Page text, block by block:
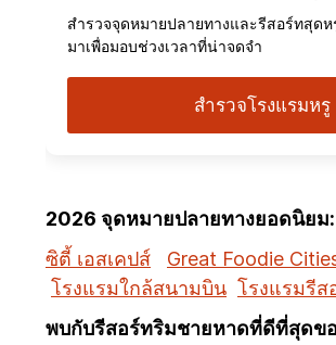
สำรวจจุดหมายปลายทางและรีสอร์ทสุด
มาเพื่อมอบช่วงเวลาที่น่าจดจำ
สำรวจโรงแรมหรู
2026 จุดหมายปลายทางยอดนิย
ซิตี้ เอสเคปส์
Great Foodie
โรงแรมใกล้สนามบิน โรงแรมรีส
พบกับรีสอร์ทริมชายหาดที่ดีที่สุดขอ